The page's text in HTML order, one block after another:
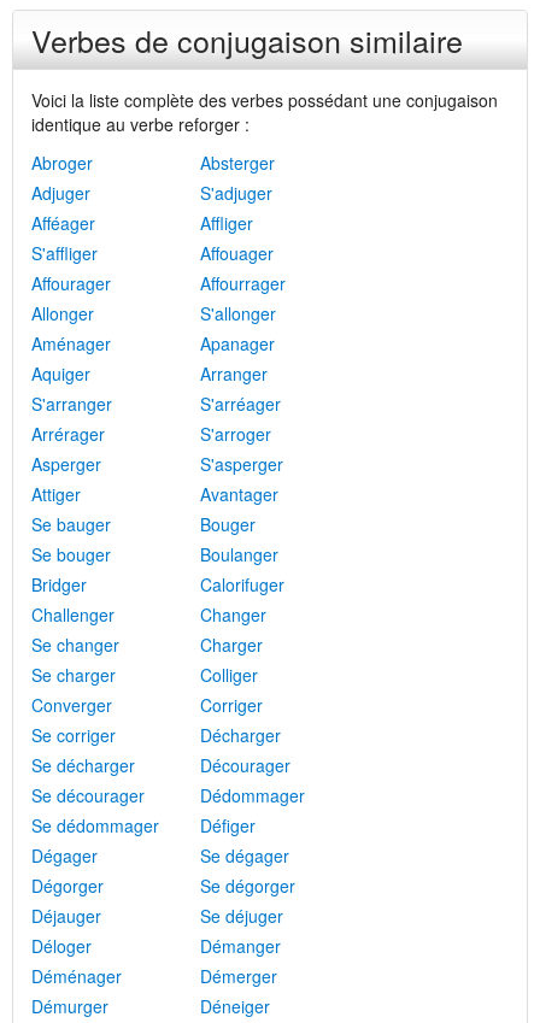
Verbes de conjugaison similaire
Voici la liste complète des verbes possédant une conjugaison
identique au verbe reforger :
Abroger
Absterger
Adjuger
S'adjuger
Afféager
Affliger
S'affliger
Affouager
Affourager
Affourrager
Allonger
S'allonger
Aménager
Apanager
Aquiger
Arranger
S'arranger
S'arréager
Arrérager
S'arroger
Asperger
S'asperger
Attiger
Avantager
Se bauger
Bouger
Se bouger
Boulanger
Bridger
Calorifuger
Challenger
Changer
Se changer
Charger
Se charger
Colliger
Converger
Corriger
Se corriger
Décharger
Se décharger
Décourager
Se décourager
Dédommager
Se dédommager
Défiger
Dégager
Se dégager
Dégorger
Se dégorger
Déjauger
Se déjuger
Déloger
Démanger
Déménager
Démerger
Démurger
Déneiger